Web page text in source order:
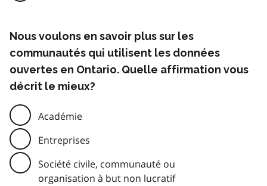
Nous voulons en savoir plus sur les
communautés qui utilisent les données
ouvertes en Ontario. Quelle affirmation vous
décrit le mieux?
Académie
Entreprises
Société civile, communauté ou
organisation à but non lucratif